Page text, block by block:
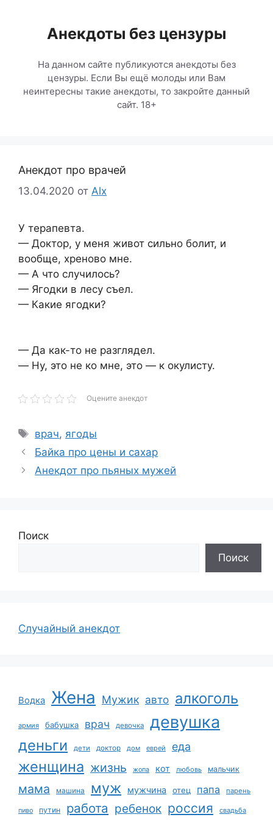
содержимомуАнекдоты без цензуры
На данном сайте публикуются анекдоты без
цензуры. Если Вы ещё молоды или Вам
неинтересны такие анекдоты, то закройте данный
сайт. 18+
Анекдот про врачей
13.04.2020 от Alx
У терапевта.
— Доктор, у меня живот сильно болит, и
вообще, хреново мне.
— А что случилось?
— Ягодки в лесу съел.
— Какие ягодки?
— Да как-то не разглядел.
— Hу, это не ко мне, это — к окулисту.
Оцените анекдот
Метки
врач, ягоды
Байка про цены и сахар
Анекдот про пьяных мужей
Поиск
Поиск
Случайный анекдот
Водка Жена Мужик авто алкоголь
армия бабушка врач девочка девушка
деньги дети доктор дом еврей еда
женщина жизнь жопа кот любовь мальчик
мама машина муж мужчина отец папа парень
пиво путин работа ребенок россия свадьба